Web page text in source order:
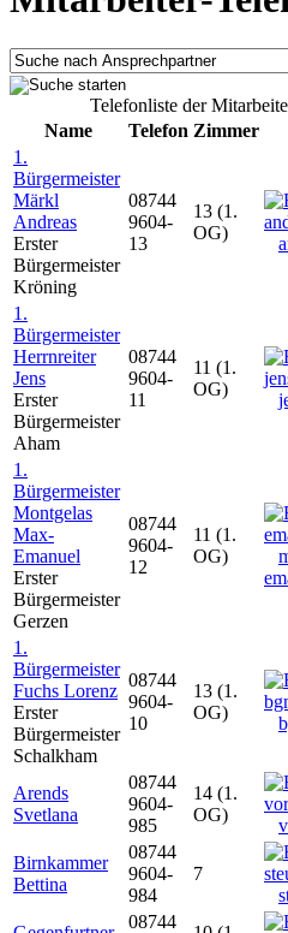
Telefonliste der
Name
Telefon Zimmer
1.
Bürgermeister
Märkl
Andreas
Erster
Bürgermeister
Kröning
08744
9604-
13
13 (1.
OG)
1.
Bürgermeister
Herrnreiter
Jens
Erster
Bürgermeister
Aham
08744
9604-
11
11 (1.
OG)
1.
Bürgermeister
Montgelas
Max-
Emanuel
Erster
Bürgermeister
Gerzen
08744
9604-
12
11 (1.
OG)
1.
Bürgermeister
Fuchs Lorenz
Erster
Bürgermeister
Schalkham
08744
9604-
10
13 (1.
OG)
Arends
Svetlana
08744
9604-
985
14 (1.
OG)
Birnkammer
Bettina
08744
9604-
984
7
08744